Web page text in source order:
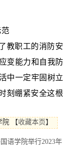
范
教职工的消防安
变能力和自我防
中一定牢固树立
刻绷紧安全这根
院 【收藏本页 】
语学院举行2023年